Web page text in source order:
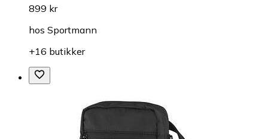
899 kr
hos Sportmann
+16 butikker